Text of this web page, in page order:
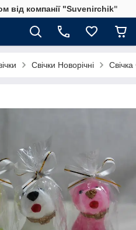
від компанії "Suvenirchik"
Свічки Новорічні